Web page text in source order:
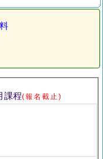
課程(報名截止)